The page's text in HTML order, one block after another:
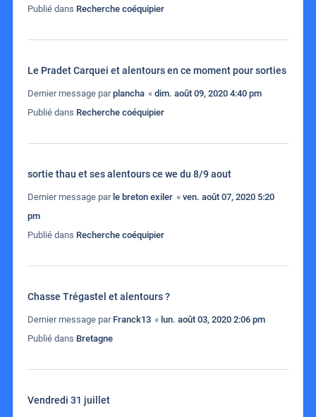
Publié dans Recherche coéquipier
Le Pradet Carquei et alentours en ce moment pour sorties
Dernier message parplancha « dim. août 09, 2020 4:40 pm
Publié dans Recherche coéquipier
sortie thau et ses alentours ce we du 8/9 aout
Dernier message par le breton exiler « ven. août 07, 2020 5:20
pm
Publié dans Recherche coéquipier
Chasse Trégastel et alentours ?
Dernier message par Franck13 « lun. août 03, 2020 2:06 pm
Publié dans Bretagne
Vendredi 31 juillet